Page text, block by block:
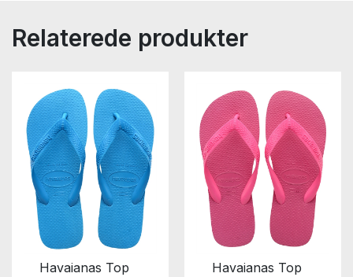
Relaterede produkter
Havaianas Top
Havaianas Top